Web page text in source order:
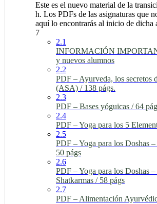
Este es el nuevo material de la
h. Los PDFs de las asignaturas que
aquí lo encontrarás al inicio de dicha
7
2.1
INFORMACIÓN
y nuevos alumnos
2.2
PDF – Ayurveda, los secretos
(ASA) / 138 págs.
2.3
PDF – Bases yóguicas / 64
2.4
PDF – Yoga para los 5
2.5
PDF – Yoga para los Doshas
50 págs
2.6
PDF – Yoga para los Doshas
Shatkarmas / 58 págs
2.7
PDF – Alimentación